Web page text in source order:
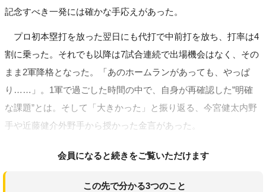
記念すべき一発には確かな手応えがあった。
プロ初本塁打を放った翌日にも代打で中前打を放ち、打率は4
割に乗った。それでも以降は7試合連続で出場機会はなく、その
まま2軍降格となった。「あのホームランがあっても、やっぱ
り……」。1軍で過ごした時間の中で、自身が再確認した”明確
な課題”とは。そして「大きかった」と振り返る、今宮健太内野
手や近藤健介外野手から授かった金言があった。
会員になると続きをご覧いただけます
この先で分かる3つのこと